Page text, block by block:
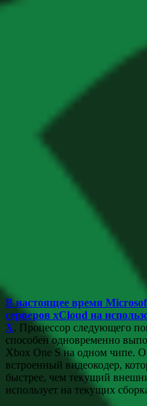
В настоящее время
серверов xCloud на
X. Процессор следующего
способен одновременно
Xbox One S на одном чипе.
встроенный видеокодер,
быстрее, чем текущий
использует на текущих